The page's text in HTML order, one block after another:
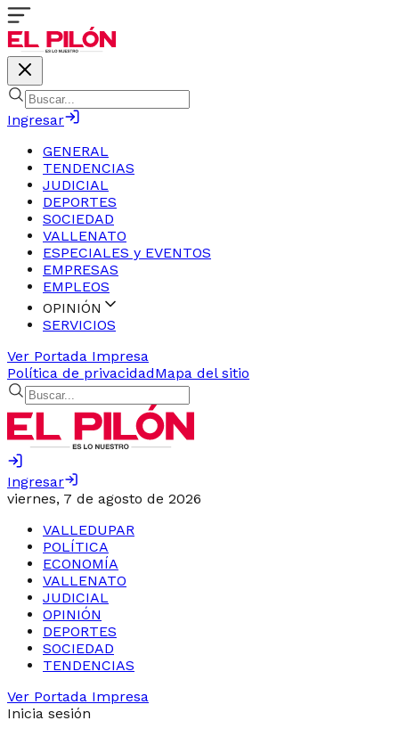
Ingresar
GENERAL
TENDENCIAS
JUDICIAL
DEPORTES
SOCIEDAD
VALLENATO
ESPECIALES y EVENTOS
EMPRESAS
EMPLEOS
OPINIÓN
SERVICIOS
Ver Portada Impresa
Política de privacidadMapa del sitio
Ingresar
viernes, 7 de agosto de 2026
VALLEDUPAR
POLÍTICA
ECONOMÍA
VALLENATO
JUDICIAL
OPINIÓN
DEPORTES
SOCIEDAD
TENDENCIAS
Ver Portada Impresa
Inicia sesión